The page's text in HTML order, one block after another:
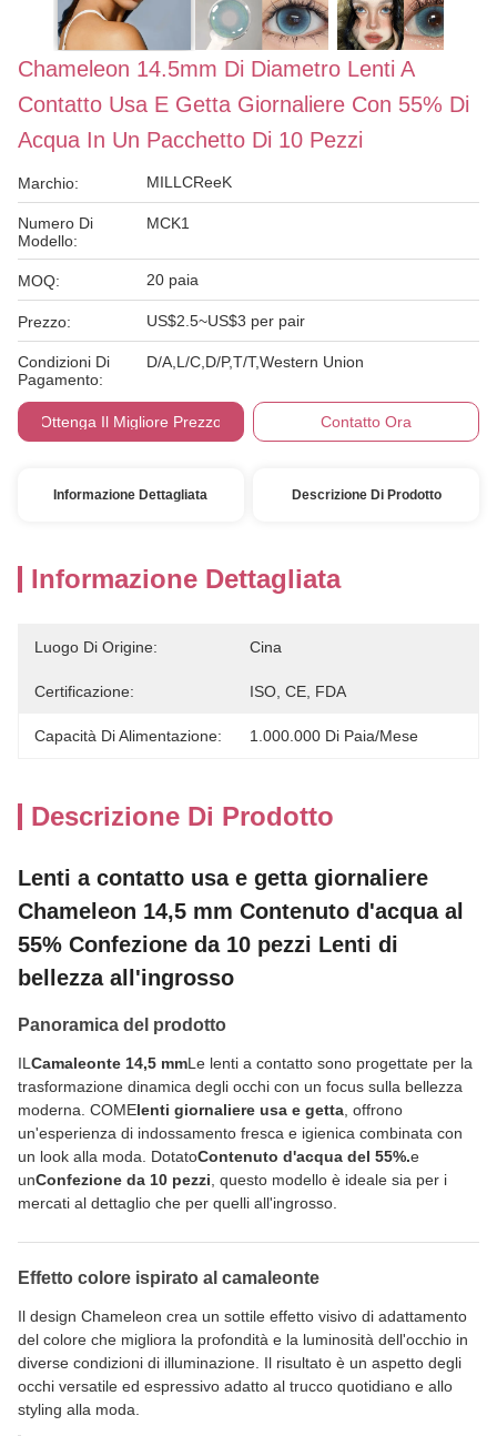
Chameleon 14.5mm Di Diametro Lenti A
Contatto Usa E Getta Giornaliere Con 55% Di
Acqua In Un Pacchetto Di 10 Pezzi
Marchio: MILLCReeK
Numero Di
Modello:
MCK1
MOQ: 20 paia
Prezzo: US$2.5~US$3 per pair
Condizioni Di
Pagamento:
D/A,L/C,D/P,T/T,Western Union
Ottenga Il Migliore Prezzo Contatto Ora
Informazione Dettagliata Descrizione Di Prodotto
Informazione Dettagliata
Luogo Di Origine: Cina
Certificazione: ISO, CE, FDA
Capacità Di Alimentazione: 1.000.000 Di Paia/mese
Descrizione Di Prodotto
Lenti a contatto usa e getta giornaliere
Chameleon 14,5 mm Contenuto d'acqua al
55% Confezione da 10 pezzi Lenti di
bellezza all'ingrosso
Panoramica del prodotto
IL Camaleonte 14,5 mmLe lenti a contatto sono progettate per la
trasformazione dinamica degli occhi con un focus sulla bellezza
moderna. COMElenti giornaliere usa e getta , offrono
un'esperienza di indossamento fresca e igienica combinata con
un look alla moda. DotatoContenuto d'acqua del 55%.e
unConfezione da 10 pezzi , questo modello è ideale sia per i
mercati al dettaglio che per quelli all'ingrosso.
Effetto colore ispirato al camaleonte
Il design Chameleon crea un sottile effetto visivo di adattamento
del colore che migliora la profondità e la luminosità dell'occhio in
diverse condizioni di illuminazione. Il risultato è un aspetto degli
occhi versatile ed espressivo adatto al trucco quotidiano e allo
styling alla moda.